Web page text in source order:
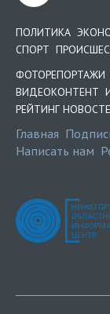
ПОЛИТИКА
СПОРТ
ФОТОРЕПОРТАЖИ
ВИДЕОКОНТЕНТ
РЕЙТИНГ
Главная
Написать нам